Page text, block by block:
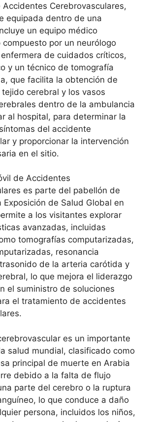
Cerebrovasculares,
equipada dentro de una
un equipo médico
compuesto por un neurólogo
de cuidados críticos,
y un técnico de tomografía
que facilita la obtención de
cerebral y los vasos
dentro de la ambulancia
al hospital, para determinar la
del accidente
y proporcionar la intervención
en el sitio.
de Accidentes
es parte del pabellón de
Exposición de Salud Global en
a los visitantes explorar
avanzadas, incluidas
tomografías computarizadas,
resonancia
de la arteria carótida y
lo que mejora el liderazgo
el suministro de soluciones
el tratamiento de accidentes
es un importante
salud mundial, clasificado como
principal de muerte en Arabia
debido a la falta de flujo
parte del cerebro o la ruptura
lo que conduce a daño
persona, incluidos los niños,